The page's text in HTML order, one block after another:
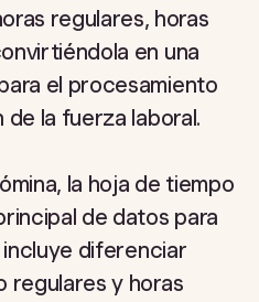
regulares, horas
en una
el procesamiento
de la fuerza laboral.
la hoja de tiempo
de datos para
incluye diferenciar
regulares y horas